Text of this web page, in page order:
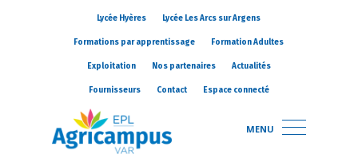
Lycée Hyères Lycée Les Arcs sur Argens
Formations par apprentissage Formation Adultes
Exploitation Nos partenaires Actualités
Fournisseurs Contact Espace connecté
MENU